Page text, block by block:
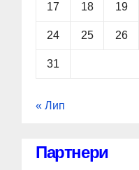
17 18 19
24 25 26
31
« Лип
Партнери